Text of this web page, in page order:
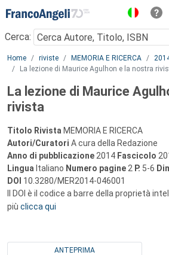
Menu
Cerca:
Main content
Home riviste MEMORIA E RICERCA
La lezione di Maurice Agulhon e la nostra
La lezione di Maurice
rivista
Titolo Rivista MEMORIA E RICERCA
Autori/Curatori A cura della Redazione
Anno di pubblicazione 2014 Fascicolo
Lingua Italiano Numero pagine 2 P. 5-6
DOI 10.3280/MER2014-046001
Il DOI è il codice a barre della proprietà
più clicca qui
ANTEPRIMA